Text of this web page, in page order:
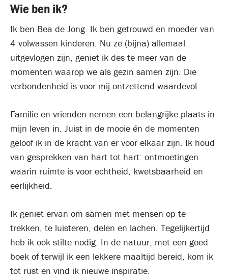
Wie ben ik?
Ik ben Bea de Jong. Ik ben getrouwd en moeder van
4 volwassen kinderen. Nu ze (bijna) allemaal
uitgevlogen zijn, geniet ik des te meer van de
momenten waarop we als gezin samen zijn. Die
verbondenheid is voor mij ontzettend waardevol.
Familie en vrienden nemen een belangrijke plaats in
mijn leven in. Juist in de mooie én de momenten
geloof ik in de kracht van er voor elkaar zijn. Ik houd
van gesprekken van hart tot hart: ontmoetingen
waarin ruimte is voor echtheid, kwetsbaarheid en
eerlijkheid.
Ik geniet ervan om samen met mensen op te
trekken, te luisteren, delen en lachen. Tegelijkertijd
heb ik ook stilte nodig. In de natuur, met een goed
boek of terwijl ik een lekkere maaltijd bereid, kom ik
tot rust en vind ik nieuwe inspiratie.